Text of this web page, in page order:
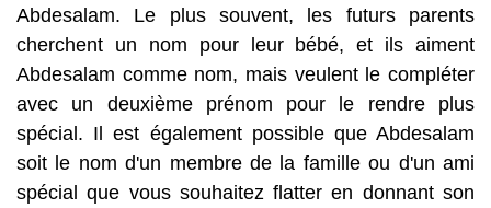
Abdesalam. Le plus souvent, les futurs parents
cherchent un nom pour leur bébé, et ils aiment
Abdesalam comme nom, mais veulent le compléter
avec un deuxième prénom pour le rendre plus
spécial. Il est également possible que Abdesalam
soit le nom d'un membre de la famille ou d'un ami
spécial que vous souhaitez flatter en donnant son